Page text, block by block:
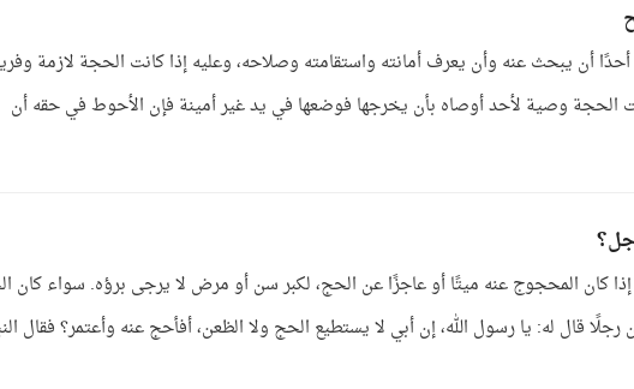
أن يبحث عنه وأن يعرف أمانته واستقامته وصلاحه، وعليه إذا كانت الحجة لازمة
الحجة وصية لأحد أوصاه بأن يخرجها فوضعها في يد غير أمينة فإن الأحوط في حقه أن
كان المحجوج عنه ميتًا أو عاجزًا عن الحج، لكبر سن أو مرض لا يرجى برؤه. سواء كان
قال له: يا رسول الله، إن أبي لا يستطيع الحج ولا الظعن، أفأحج عنه وأعتمر؟ فقال